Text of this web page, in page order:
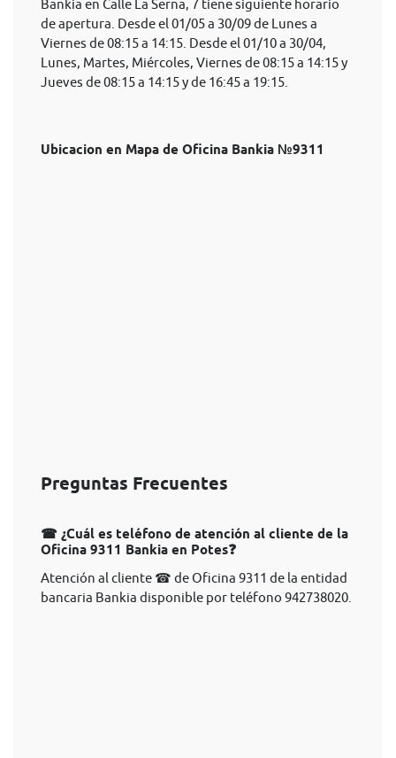
Bankia en Calle La Serna, 7 tiene siguiente horario
de apertura. Desde el 01/05 a 30/09 de Lunes a
Viernes de 08:15 a 14:15. Desde el 01/10 a 30/04,
Lunes, Martes, Miércoles, Viernes de 08:15 a 14:15 y
Jueves de 08:15 a 14:15 y de 16:45 a 19:15.
Ubicacion en Mapa de Oficina Bankia №9311
Preguntas Frecuentes
☎ ¿Cuál es teléfono de atención al cliente de la
Oficina 9311 Bankia en Potes❓
Atención al cliente ☎ de Oficina 9311 de la entidad
bancaria Bankia disponible por teléfono 942738020.